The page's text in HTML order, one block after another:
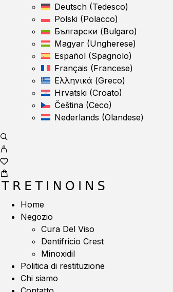
Deutsch (Tedesco)
Polski (Polacco)
Български (Bulgaro)
Magyar (Ungherese)
Español (Spagnolo)
Français (Francese)
Ελληνικά (Greco)
Hrvatski (Croato)
Čeština (Ceco)
Nederlands (Olandese)
Home
Negozio
Cura Del Viso
Dentifricio Crest
Minoxidil
Politica di restituzione
Chi siamo